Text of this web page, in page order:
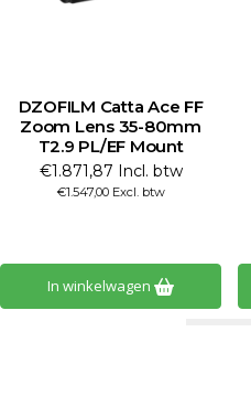
DZOFILM Catta Ace FF
Zoom Lens 35-80mm
T2.9 PL/EF Mount
€1.871,87 Incl. btw
€1.547,00 Excl. btw
In winkelwagen